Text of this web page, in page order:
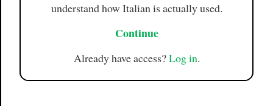
understand how Italian is actually used.
Continue
Already have access?Log in.